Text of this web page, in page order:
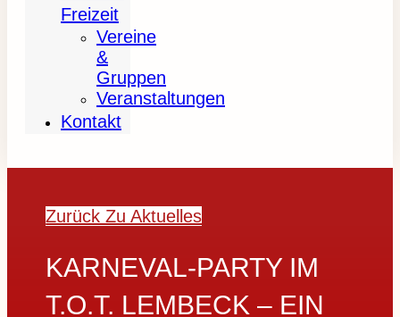
Freizeit
Vereine
&
Gruppen
Veranstaltungen
Kontakt
Zurück Zu Aktuelles
KARNEVAL-PARTY IM
T.O.T. LEMBECK – EIN